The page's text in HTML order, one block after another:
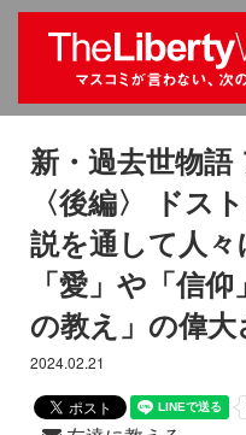
新・過去世物
〈後編〉 ドス
説を通して人
「愛」や「信
の教え」の偉大
2024.02.21